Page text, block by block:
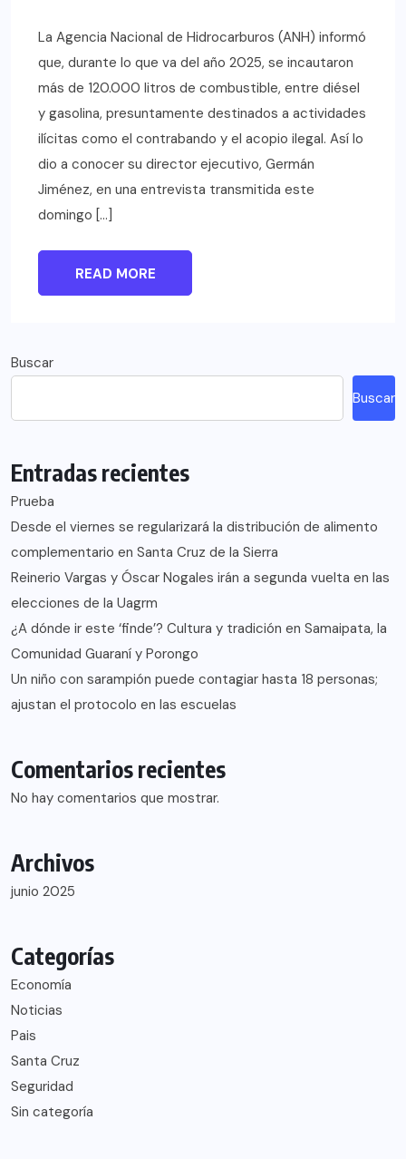
La Agencia Nacional de Hidrocarburos (ANH) informó
que, durante lo que va del año 2025, se incautaron
más de 120.000 litros de combustible, entre diésel
y gasolina, presuntamente destinados a actividades
ilícitas como el contrabando y el acopio ilegal. Así lo
dio a conocer su director ejecutivo, Germán
Jiménez, en una entrevista transmitida este
domingo […]
READ MORE
Buscar
Buscar
Entradas recientes
Prueba
Desde el viernes se regularizará la distribución de alimento
complementario en Santa Cruz de la Sierra
Reinerio Vargas y Óscar Nogales irán a segunda vuelta en las
elecciones de la Uagrm
¿A dónde ir este ‘finde’? Cultura y tradición en Samaipata, la
Comunidad Guaraní y Porongo
Un niño con sarampión puede contagiar hasta 18 personas;
ajustan el protocolo en las escuelas
Comentarios recientes
No hay comentarios que mostrar.
Archivos
junio 2025
Categorías
Economía
Noticias
Pais
Santa Cruz
Seguridad
Sin categoría